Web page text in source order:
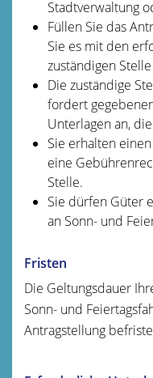
Stadtverwaltung
Füllen Sie das
Sie es mit den
zuständigen
Die zuständige
fordert
Unterlagen an,
Sie erhalten
eine
Stelle.
Sie dürfen Güter
an Sonn- und
Fristen
Die Geltungsdauer
Sonn- und
Antragstellung